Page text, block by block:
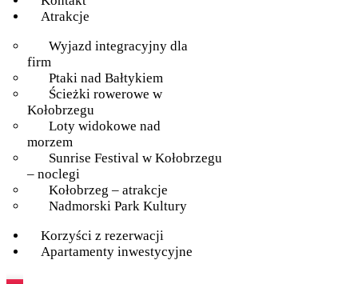
Atrakcje
Wyjazd integracyjny dla
firm
Ptaki nad Bałtykiem
Ścieżki rowerowe w
Kołobrzegu
Loty widokowe nad
morzem
Sunrise Festival w Kołobrzegu
– noclegi
Kołobrzeg – atrakcje
Nadmorski Park Kultury
Korzyści z rezerwacji
Apartamenty inwestycyjne